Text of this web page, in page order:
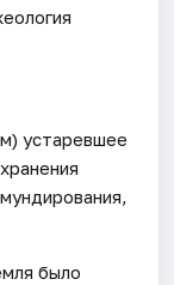
устаревшее
было